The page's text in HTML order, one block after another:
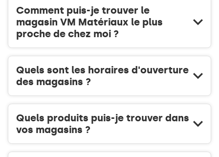
BOIS
Comment puis-je trouver le
magasin VM Matériaux le plus
proche de chez moi ?
Quels sont les horaires d'ouverture
des magasins ?
Quels produits puis-je trouver dans
vos magasins ?